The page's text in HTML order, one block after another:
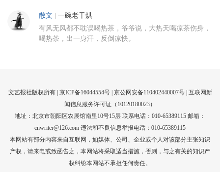
散文 一碗老干烘
有风无风都不耽误喝热茶，爷爷说，大热天喝凉茶伤身，
喝热茶，出一身汗，反倒凉快。
文艺报社版权所有 | 京ICP备16044554号| 京公网安备110402440007号 | 互联网新
闻信息服务许可证（10120180023）
地址：北京市朝阳区农展馆南里10号15层 联系电话：010-65389115 邮箱：
cnwriter@126.com 违法和不良信息举报电话：010-65389115
本网站有部分内容来自互联网，如媒体、公司、企业或个人对该部分主张知识
产权，请来电或致函告之，本网站将采取适当措施，否则，与之有关的知识产
权纠纷本网站不承担任何责任。